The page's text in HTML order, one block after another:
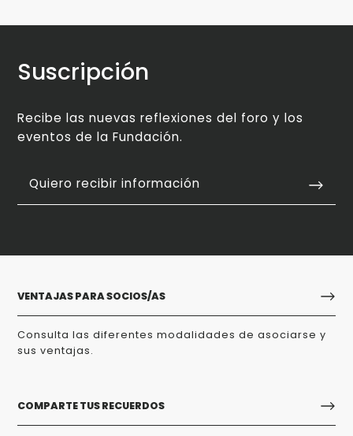
Suscripción
Recibe las nuevas reflexiones del foro y los
eventos de la Fundación.
Quiero recibir información
VENTAJAS PARA SOCIOS/AS
Consulta las diferentes modalidades de asociarse y
sus ventajas.
COMPARTE TUS RECUERDOS